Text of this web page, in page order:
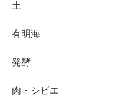
土
有明海
発酵
肉・シビエ